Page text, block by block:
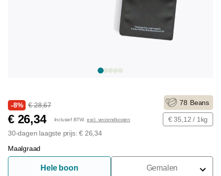
-8% € 28,67
€ 26,34 Inclusief BTW. excl. verzendkosten
30-dagen laagste prijs: € 26,34
78 Beans
€ 35,12 / 1kg
Maalgraad
Hele boon Gemalen
Voor Portafilter